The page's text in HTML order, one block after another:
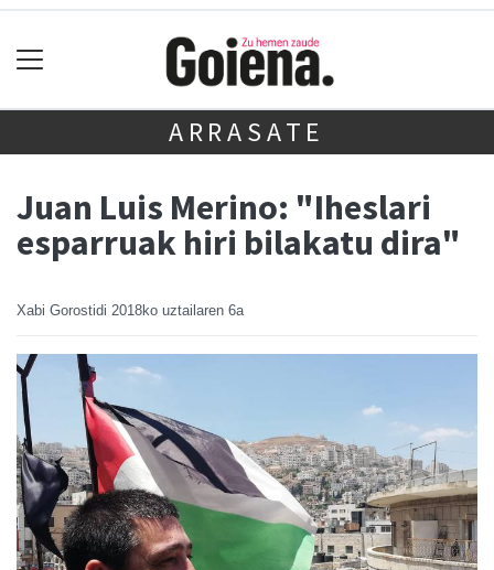
ARRASATE
Juan Luis Merino: "Iheslari
esparruak hiri bilakatu dira"
Xabi Gorostidi 2018ko uztailaren 6a